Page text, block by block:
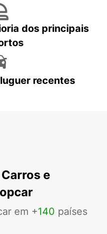
dos principais
recentes
e
em +140 países